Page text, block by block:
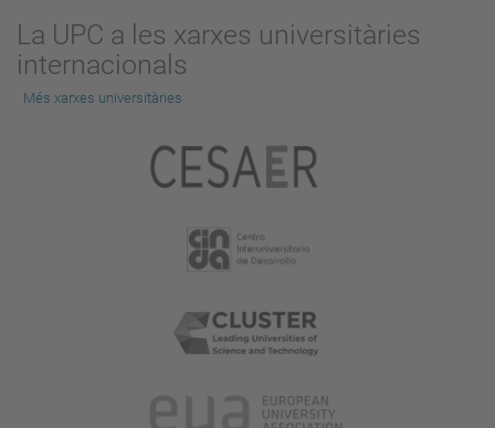
La UPC a les xarxes universitàries
internacionals
Més xarxes universitàries